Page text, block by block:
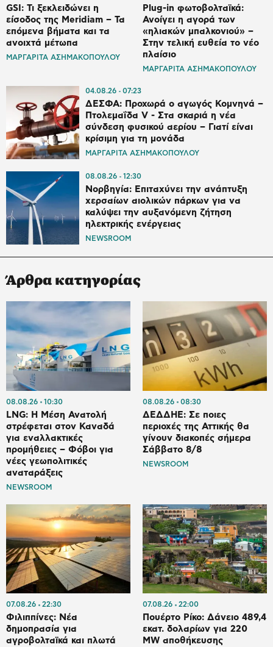
GSI: Τι ξεκλειδώνει η
είσοδος της Meridiam – Τα
επόμενα βήματα και τα
ανοιχτά μέτωπα
ΜΑΡΓΑΡΙΤΑ ΑΣΗΜΑΚΟΠΟΥΛΟΥ
Plug-in φωτοβολταϊκά:
Ανοίγει η αγορά των
«ηλιακών μπαλκονιού» –
Στην τελική ευθεία το νέο
πλαίσιο
ΜΑΡΓΑΡΙΤΑ ΑΣΗΜΑΚΟΠΟΥΛΟΥ
04.08.26 07:23
ΔΕΣΦΑ: Προχωρά ο αγωγός Κομνηνά –
Πτολεμαΐδα V - Στα σκαριά η νέα
σύνδεση φυσικού αερίου – Γιατί είναι
κρίσιμη για τη μονάδα
ΜΑΡΓΑΡΙΤΑ ΑΣΗΜΑΚΟΠΟΥΛΟΥ
08.08.26 12:30
Νορβηγία: Επιταχύνει την ανάπτυξη
χερσαίων αιολικών πάρκων για να
καλύψει την αυξανόμενη ζήτηση
ηλεκτρικής ενέργειας
NEWSROOM
Άρθρα κατηγορίας
08.08.26 10:30
LNG: Η Μέση Ανατολή
στρέφεται στον Καναδά
για εναλλακτικές
προμήθειες – Φόβοι για
νέες γεωπολιτικές
αναταράξεις
NEWSROOM
08.08.26 08:30
ΔΕΔΔΗΕ: Σε ποιες
περιοχές της Αττικής θα
γίνουν διακοπές σήμερα
Σάββατο 8/8
NEWSROOM
07.08.26 22:30
Φιλιππίνες: Νέα
δημοπρασία για
αγροβολταϊκά και πλωτά
07.08.26 22:00
Πουέρτο Ρίκο: Δάνειο 489,4
εκατ. δολαρίων για 220
MW αποθήκευσης